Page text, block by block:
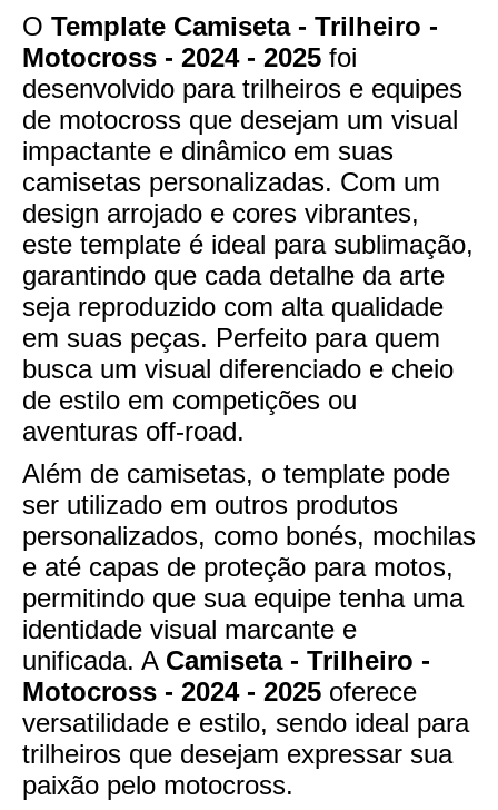
O Template Camiseta - Trilheiro -
Motocross - 2024 - 2025 foi
desenvolvido para trilheiros e equipes
de motocross que desejam um visual
impactante e dinâmico em suas
camisetas personalizadas. Com um
design arrojado e cores vibrantes,
este template é ideal para sublimação,
garantindo que cada detalhe da arte
seja reproduzido com alta qualidade
em suas peças. Perfeito para quem
busca um visual diferenciado e cheio
de estilo em competições ou
aventuras off-road.
Além de camisetas, o template pode
ser utilizado em outros produtos
personalizados, como bonés, mochilas
e até capas de proteção para motos,
permitindo que sua equipe tenha uma
identidade visual marcante e
unificada. A Camiseta - Trilheiro -
Motocross - 2024 - 2025 oferece
versatilidade e estilo, sendo ideal para
trilheiros que desejam expressar sua
paixão pelo motocross.